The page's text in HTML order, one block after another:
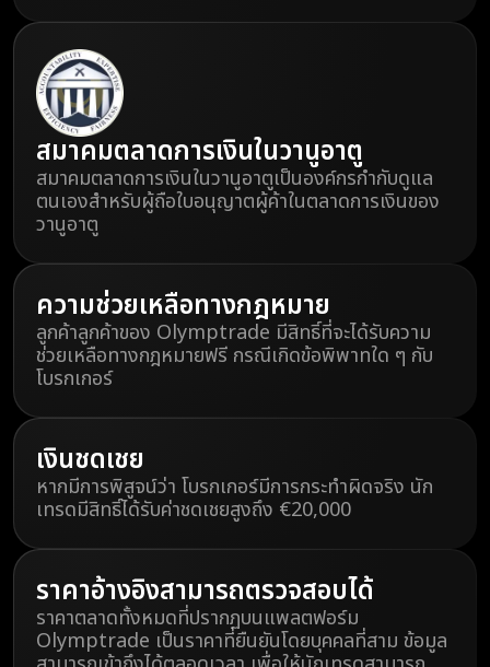
สมาคมตลาดการเงินในวานูอาตู
สมาคมตลาดการเงินในวานูอาตูเป็นองค์กรกำกับดูแล
ตนเองสำหรับผู้ถือใบอนุญาตผู้ค้าในตลาดการเงินของ
วานูอาตู
ความช่วยเหลือทางกฎหมาย
ลูกค้าลูกค้าของ Olymptrade มีสิทธิ์ที่จะได้รับความ
ช่วยเหลือทางกฎหมายฟรี กรณีเกิดข้อพิพาทใด ๆ กับ
โบรกเกอร์
เงินชดเชย
หากมีการพิสูจน์ว่า โบรกเกอร์มีการกระทำผิดจริง นัก
เทรดมีสิทธิ์ได้รับค่าชดเชยสูงถึง €20,000
ราคาอ้างอิงสามารถตรวจสอบได้
ราคาตลาดทั้งหมดที่ปรากฏบนแพลตฟอร์ม
Olymptrade เป็นราคาที่ยืนยันโดยบุคคลที่สาม ข้อมูล